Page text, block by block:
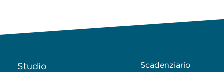
Studio
Scadenziario